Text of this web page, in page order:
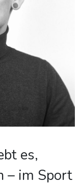
es,
– im Sport